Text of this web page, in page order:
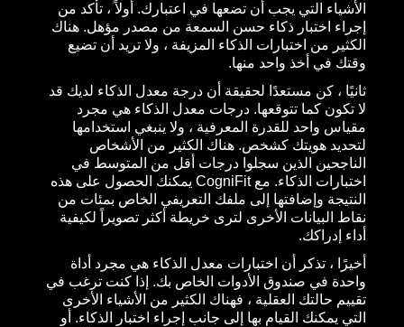
الأشياء التي يجب أن تضعها في اعتبارك. أولاً ، تأكد من
إجراء اختبار ذكاء حسن السمعة من مصدر مؤهل. هناك
الكثير من اختبارات الذكاء المزيفة ، ولا تريد أن تضيع
وقتك في أخذ واحد منها.
ثانيًا ، كن مستعدًا لحقيقة أن درجة معدل الذكاء لديك قد
لا تكون كما تتوقعها. درجات معدل الذكاء هي مجرد
مقياس واحد للقدرة المعرفية ، ولا ينبغي استخدامها
لتحديد هويتك كشخص. هناك الكثير من الأشخاص
الناجحين الذين سجلوا درجات أقل من المتوسط في
اختبارات الذكاء. مع CogniFit يمكنك الحصول على هذه
النتيجة وإضافتها إلى ملفك التعريفي الخاص بمئات من
نقاط البيانات الأخرى لترى خريطة أكثر تصويراً لكيفية
أداء إدراكك.
أخيرًا ، تذكر أن اختبارات معدل الذكاء هي مجرد أداة
واحدة في صندوق الأدوات الخاص بك. إذا كنت ترغب في
تقييم حالتك العقلية ، فهناك الكثير من الأشياء الأخرى
التي يمكنك القيام بها إلى جانب إجراء اختبار الذكاء. أو